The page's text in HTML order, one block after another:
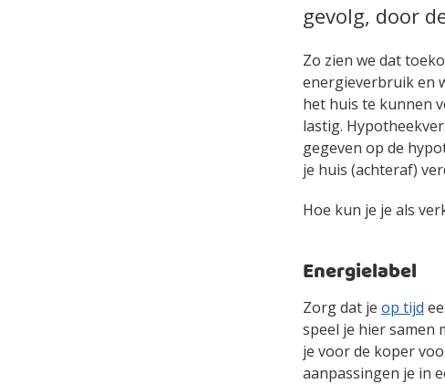
gevolg, door
Zo zien we dat
energieverbruik en
het huis te kunnen
lastig.
gegeven op de
je huis (achteraf)
Hoe kun je je als
Energielabel
Zorg dat je op tijd
speel je hier samen
je voor de koper
aanpassingen je in